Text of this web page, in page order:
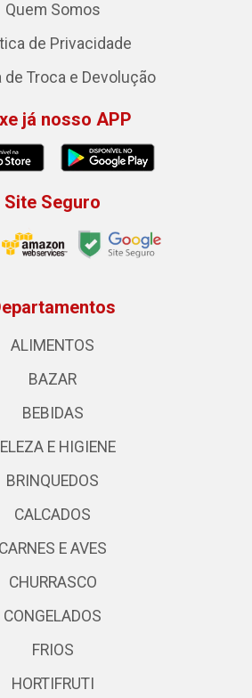
Quem Somos
de Privacidade
de Troca e Devolução
já nosso APP
Site Seguro
ALIMENTOS
BAZAR
BEBIDAS
E HIGIENE
BRINQUEDOS
CALCADOS
CARNES E AVES
CHURRASCO
CONGELADOS
FRIOS
HORTIFRUTI